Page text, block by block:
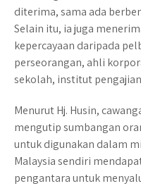
diterima, sama ada
Selain itu, ia juga
kepercayaan daripada
perseorangan, ahli
sekolah, institut
Menurut Hj. Husin,
mengutip sumbangan
untuk digunakan dalam
Malaysia sendiri
pengantara untuk